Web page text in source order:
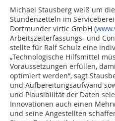
Michael Stausberg weiß um
Stundenzetteln im
Dortmunder virtic GmbH (
Arbeitszeiterfassungs- und
stellte für Ralf Schulz eine
„Technologische Hilfsmittel
Voraussetzungen erfüllen,
optimiert werden“, sagt
und Aufbereitungsaufwand
und Plausibilität der Daten
Innovationen auch einen
und seine Angestellten